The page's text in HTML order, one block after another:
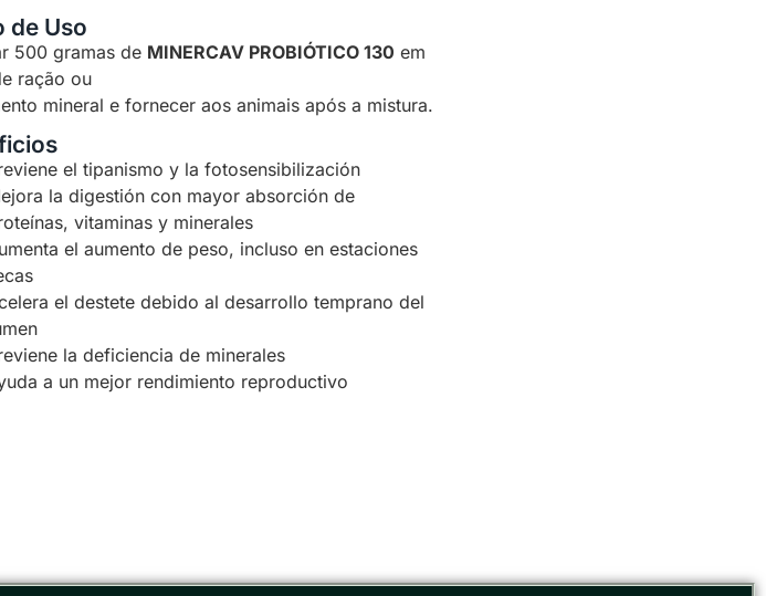
de Uso
500 gramas de MINERCAV PROBIÓTICO 130 em
ração ou
mineral e fornecer aos animais após a mistura.
el tipanismo y la fotosensibilización
la digestión con mayor absorción de
vitaminas y minerales
el aumento de peso, incluso en estaciones
el destete debido al desarrollo temprano del
la deficiencia de minerales
a un mejor rendimiento reproductivo